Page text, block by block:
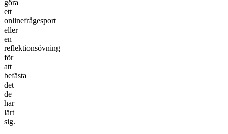
göra
ett
onlinefrågesport
eller
en
reflektionsövning
för
att
befästa
det
de
har
lärt
sig.